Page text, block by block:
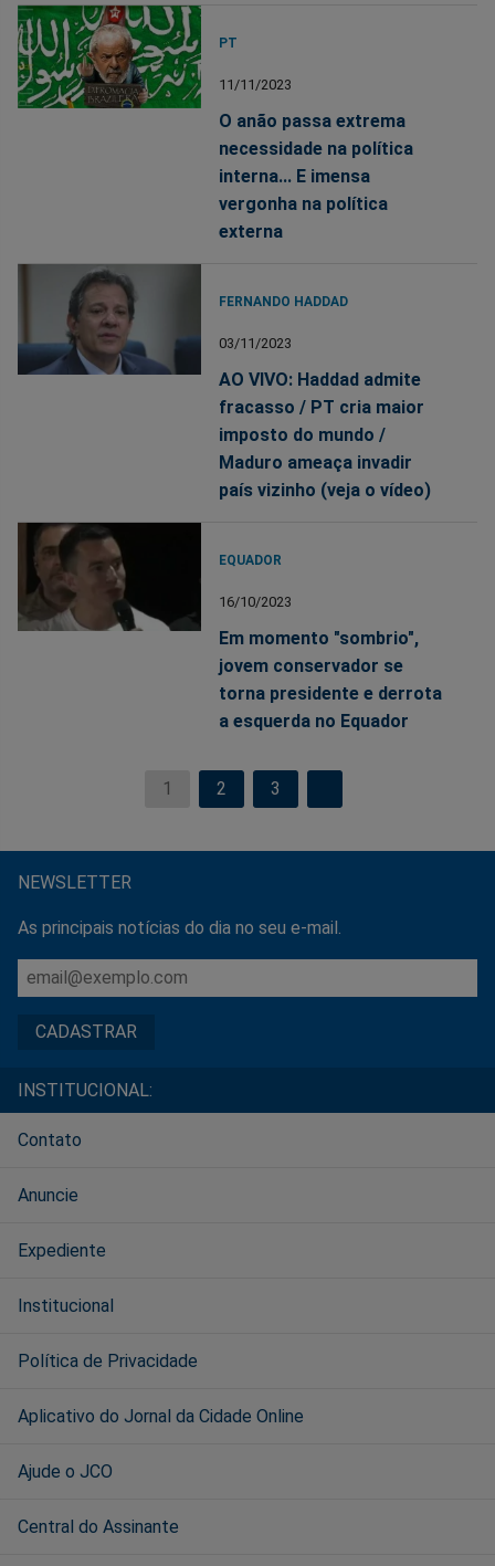
PT
11/11/2023
O anão passa extrema
necessidade na política
interna... E imensa
vergonha na política
externa
FERNANDO HADDAD
03/11/2023
AO VIVO: Haddad admite
fracasso / PT cria maior
imposto do mundo /
Maduro ameaça invadir
país vizinho (veja o vídeo)
EQUADOR
16/10/2023
Em momento "sombrio",
jovem conservador se
torna presidente e derrota
a esquerda no Equador
1 2 3
NEWSLETTER
As principais notícias do dia no seu e-mail.
INSTITUCIONAL:
Contato
Anuncie
Expediente
Institucional
Política de Privacidade
Aplicativo do Jornal da Cidade Online
Ajude o JCO
Central do Assinante